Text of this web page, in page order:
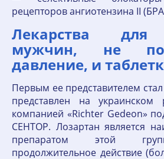
рецепторов ангиотензина II
Лекарства для
мужчин, не
давление, и
Первым ее представителем
представлен на украинском
компанией «Richter Gedeon»
СЕНТОР. Лозартан является
препаратом этой
продолжительное действие